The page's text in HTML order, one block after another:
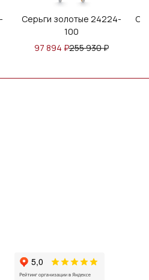
Серьги золотые 24224-
100
97 894 ₽255 930₽